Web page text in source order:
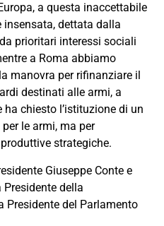
a questa inaccettabile
dettata dalla
prioritari interessi sociali
a Roma abbiamo
manovra per rifinanziare il
destinati alle armi, a
ha chiesto l’istituzione di un
le armi, ma per
strategiche.
Giuseppe Conte e
della
Presidente del Parlamento